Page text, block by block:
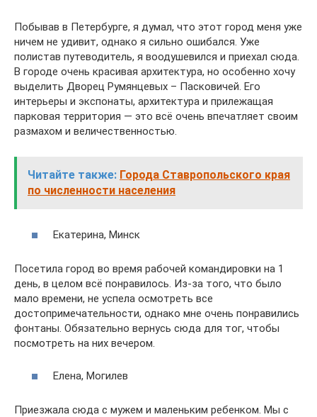
Побывав в Петербурге, я думал, что этот город меня уже
ничем не удивит, однако я сильно ошибался. Уже
полистав путеводитель, я воодушевился и приехал сюда.
В городе очень красивая архитектура, но особенно хочу
выделить Дворец Румянцевых – Пасковичей. Его
интерьеры и экспонаты, архитектура и прилежащая
парковая территория — это всё очень впечатляет своим
размахом и величественностью.
Читайте также: Города Ставропольского края
по численности населения
Екатерина, Минск
Посетила город во время рабочей командировки на 1
день, в целом всё понравилось. Из-за того, что было
мало времени, не успела осмотреть все
достопримечательности, однако мне очень понравились
фонтаны. Обязательно вернусь сюда для тог, чтобы
посмотреть на них вечером.
Елена, Могилев
Приезжала сюда с мужем и маленьким ребенком. Мы с